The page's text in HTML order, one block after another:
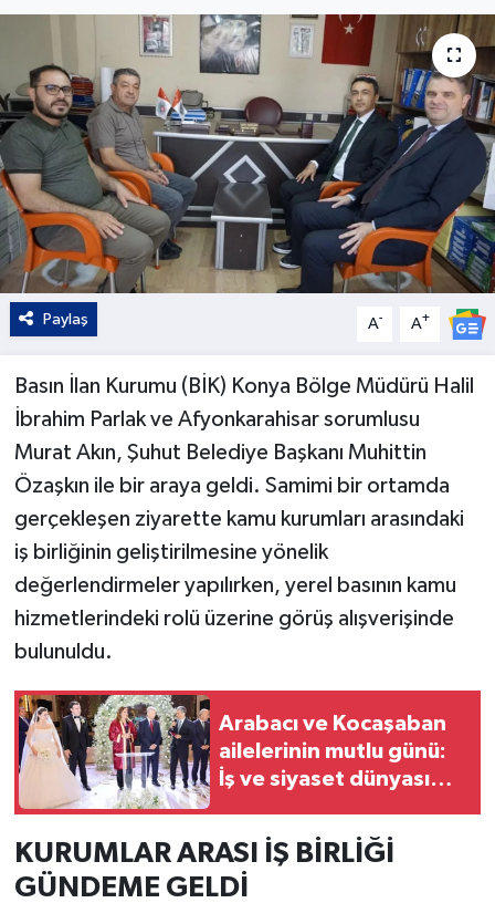
Paylaş A- A+
Basın İlan Kurumu (BİK) Konya Bölge Müdürü Halil
İbrahim Parlak ve Afyonkarahisar sorumlusu
Murat Akın, Şuhut Belediye Başkanı Muhittin
Özaşkın ile bir araya geldi. Samimi bir ortamda
gerçekleşen ziyarette kamu kurumları arasındaki
iş birliğinin geliştirilmesine yönelik
değerlendirmeler yapılırken, yerel basının kamu
hizmetlerindeki rolü üzerine görüş alışverişinde
bulunuldu.
Arabacı ve Kocaşaban
ailelerinin mutlu günü:
İş ve siyaset dünyası
sahne aldı
KURUMLAR ARASI İŞ BİRLİĞİ
GÜNDEME GELDİ